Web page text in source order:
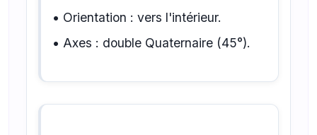
• Orientation : vers l'intérieur.
• Axes : double Quaternaire (45°).